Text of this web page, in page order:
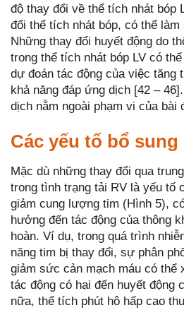
độ thay đổi về thể tích nhát bóp
đổi thể tích nhát bóp, có thể
Những thay đổi huyết động do
trong thể tích nhát bóp LV có
dự đoán tác động của việc tăng
khả năng đáp ứng dịch [42 –
dịch nằm ngoài phạm vi của bài
Các yếu tố bổ sung
Mặc dù những thay đổi qua
trong tình trạng tải RV là yếu tố
giảm cung lượng tim (Hình 5),
hưởng đến tác động của thông
hoàn. Ví dụ, trong quá trình
năng tim bị thay đổi, sự phân
giảm sức cản mạch máu có thể
tác động có hại đến huyết động
nữa, thể tích phút hô hấp cao